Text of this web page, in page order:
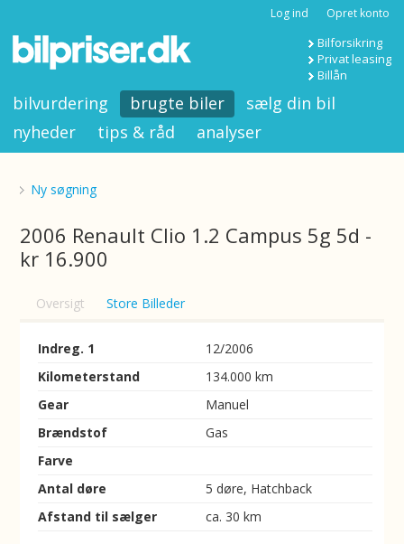
Log ind Opret konto
Bilforsikring
Privat leasing
Billån
bilvurdering brugte biler
sælg din bil
nyheder
tips & råd analyser
Ny søgning
2006 Renault Clio 1.2 Campus 5g 5d -
kr 16.900
Oversigt Store Billeder
Indreg. 1
12/2006
Kilometerstand
134.000 km
Gear
Manuel
Brændstof
Gas
Farve
Antal døre
5 døre, Hatchback
Afstand til sælger
ca. 30 km